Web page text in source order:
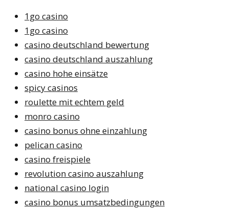
1go casino
1go casino
casino deutschland bewertung
casino deutschland auszahlung
casino hohe einsätze
spicy casinos
roulette mit echtem geld
monro casino
casino bonus ohne einzahlung
pelican casino
casino freispiele
revolution casino auszahlung
national casino login
casino bonus umsatzbedingungen